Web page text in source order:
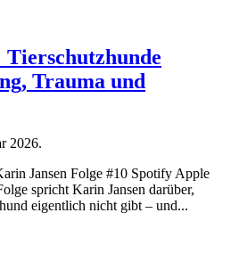
Trauma und
2026.
Jansen Folge #10 Spotify Apple
spricht Karin Jansen darüber,
eigentlich nicht gibt – und...